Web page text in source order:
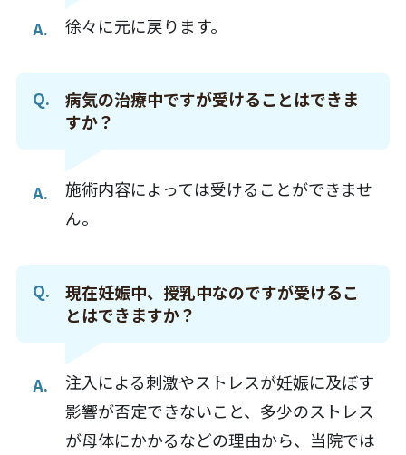
徐々に元に戻ります。
病気の治療中ですが受けることはできま
すか？
施術内容によっては受けることができませ
ん。
現在妊娠中、授乳中なのですが受けるこ
とはできますか？
注入による刺激やストレスが妊娠に及ぼす
影響が否定できないこと、 多少のストレス
が母体にかかるなどの理由から、当院では